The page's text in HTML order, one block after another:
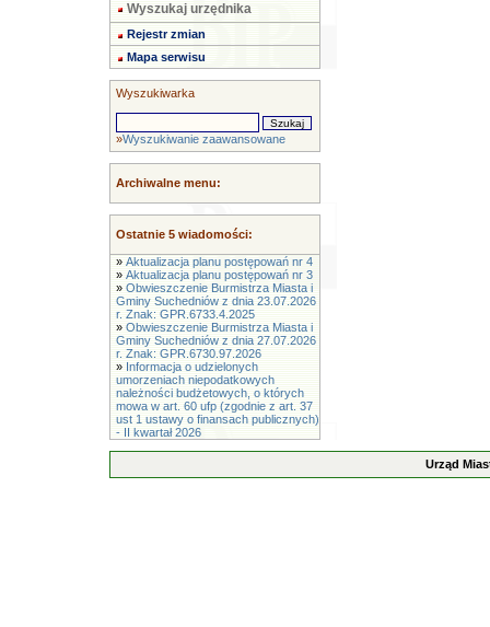
Wyszukaj urzędnika
Rejestr zmian
Mapa serwisu
Wyszukiwarka
»Wyszukiwanie zaawansowane
Archiwalne menu:
Ostatnie 5 wiadomości:
» Aktualizacja planu postępowań nr 4
» Aktualizacja planu postępowań nr 3
» Obwieszczenie Burmistrza Miasta i
Gminy Suchedniów z dnia 23.07.2026
r. Znak: GPR.6733.4.2025
» Obwieszczenie Burmistrza Miasta i
Gminy Suchedniów z dnia 27.07.2026
r. Znak: GPR.6730.97.2026
» Informacja o udzielonych
umorzeniach niepodatkowych
należności budżetowych, o których
mowa w art. 60 ufp (zgodnie z art. 37
ust 1 ustawy o finansach publicznych)
- II kwartał 2026
Urząd